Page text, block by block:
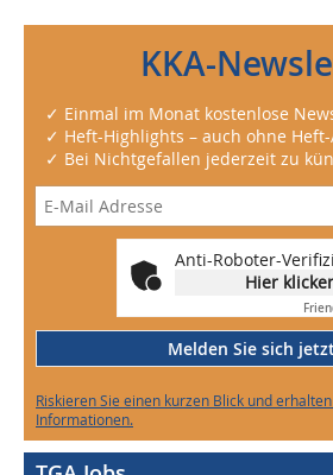
KKA-
✓ Einmal im Monat kostenlose
✓ Heft-Highlights – auch ohne Heft-
✓ Bei Nichtgefallen jederzeit zu
Anti-Roboter-
Hier
Melden Sie sich
Riskieren Sie einen kurzen Blick und
Informationen.